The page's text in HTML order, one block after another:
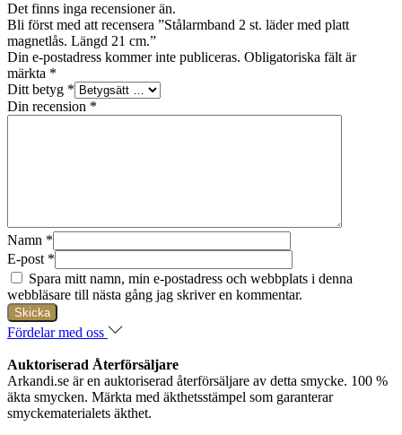
Det finns inga recensioner än.
Bli först med att recensera ”Stålarmband 2 st. läder med platt
magnetlås. Längd 21 cm.”
Din e-postadress kommer inte publiceras. Obligatoriska fält är
märkta *
Ditt betyg *
Din recension *
Namn *
E-post *
Spara mitt namn, min e-postadress och webbplats i denna
webbläsare till nästa gång jag skriver en kommentar.
Fördelar med oss
Auktoriserad Återförsäljare
Arkandi.se är en auktoriserad återförsäljare av detta smycke. 100 %
äkta smycken. Märkta med äkthetsstämpel som garanterar
smyckematerialets äkthet.